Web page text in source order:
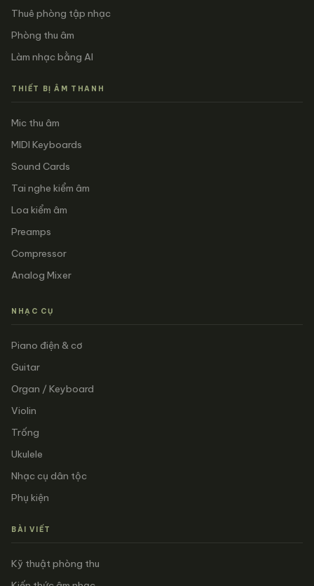
Thuê phòng tập nhạc
Phòng thu âm
Làm nhạc bằng AI
THIẾT BỊ ÂM THANH
Mic thu âm
MIDI Keyboards
Sound Cards
Tai nghe kiểm âm
Loa kiểm âm
Preamps
Compressor
Analog Mixer
NHẠC CỤ
Piano điện & cơ
Guitar
Organ / Keyboard
Violin
Trống
Ukulele
Nhạc cụ dân tộc
Phụ kiện
BÀI VIẾT
Kỹ thuật phòng thu